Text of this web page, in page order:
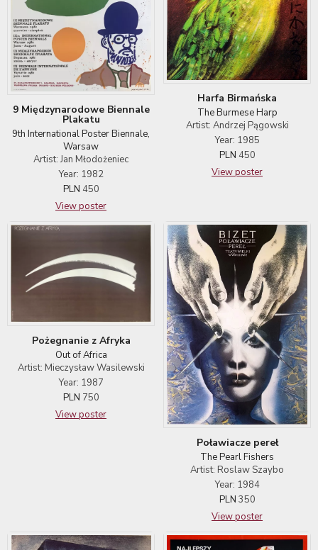
9 Międzynarodowe Biennale
Plakatu
9th International Poster Biennale,
Warsaw
Artist: Jan Młodożeniec
Year: 1982
PLN 450
View poster
Harfa Birmańska
The Burmese Harp
Artist: Andrzej Pągowski
Year: 1985
PLN 450
View poster
Pożegnanie z Afryka
Out of Africa
Artist: Mieczysław Wasilewski
Year: 1987
PLN 750
View poster
Poławiacze pereł
The Pearl Fishers
Artist: Roslaw Szaybo
Year: 1984
PLN 350
View poster